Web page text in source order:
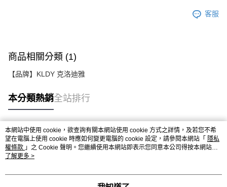
客服
商品相關分類 (1)
【品牌】KLDY 克洛迪雅
本分類熱銷全站排行
熱門標籤
本網站中使用 cookie，欲查詢有關本網站使用 cookie 方式之詳情，及若您不希
望在電腦上使用 cookie 時應如何變更電腦的 cookie 設定，請參閱本網站「 隱私
權條款 」之 Cookie 聲明。您繼續使用本網站即表示您同意本公司得按本網站使
用條款之 Cookie 聲明使用 cookie。
了解更多 >